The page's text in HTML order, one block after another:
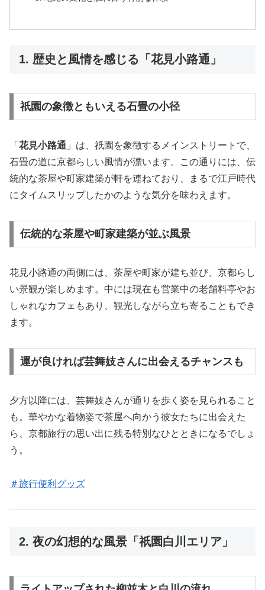
1. 歴史と風情を感じる「花見小路通」
祇園の象徴ともいえる石畳の小径
「 花見小路通 」は、祇園を象徴するメインストリートで、
石畳の道に京都らしい風情が漂います。この通りには、伝
統的な茶屋や町家建築が軒を連ねており、まるで江戸時代
にタイムスリップしたかのような気分を味わえます。
伝統的な茶屋や町家建築が並ぶ風景
花見小路通の両側には、茶屋や町家が建ち並び、京都らし
い景観が楽しめます。中には現在も営業中の老舗料亭やお
しゃれなカフェもあり、観光しながら立ち寄ることもでき
ます。
運が良ければ芸舞妓さんに出会えるチャンスも
夕方以降には、芸舞妓さんが通りを歩く姿を見られること
も。華やかな着物姿で茶屋へ向かう彼女たちに出会えた
ら、京都旅行の思い出に残る特別なひとときになるでしょ
う。
＃旅行便利グッズ
2. 夜の幻想的な風景「祇園白川エリア」